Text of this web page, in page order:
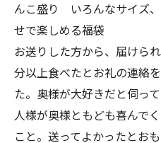
んこ盛り いろんなサイズ
せで楽しめる福袋
お送りした方から、届けら
分以上食べたとお礼の連絡
た。奥様が大好きだと伺っ
人様が奥様ともども喜んで
こと。送ってよかったとお